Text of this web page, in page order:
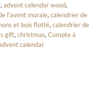
, advent calendar wood,
l'avent murale, calendrier de
et bois flotté, calendrier de
gift, christmas, Compte à
calendar